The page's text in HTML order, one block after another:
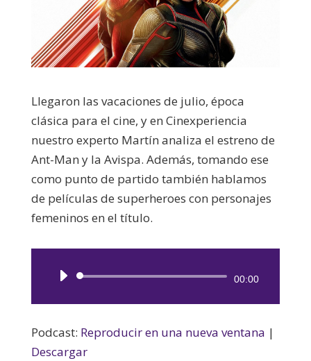
Llegaron las vacaciones de julio, época
clásica para el cine, y en Cinexperiencia
nuestro experto Martín analiza el estreno de
Ant-Man y la Avispa. Además, tomando ese
como punto de partido también hablamos
de películas de superheroes con personajes
femeninos en el título.
Reproductor
00:00
Podcast: Reproducir en una nueva ventana |
Descargar